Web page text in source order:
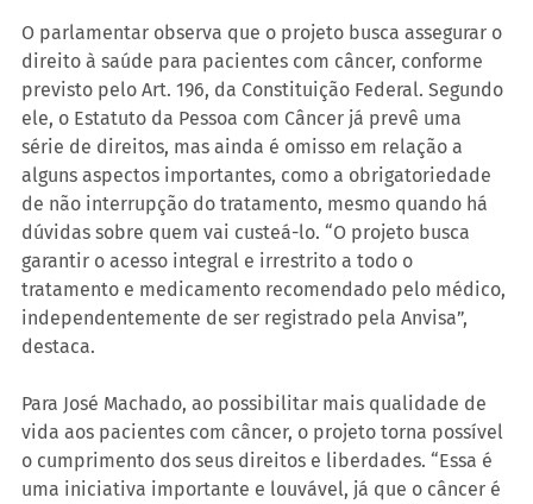
O parlamentar observa que o projeto busca assegurar o
direito à saúde para pacientes com câncer, conforme
previsto pelo Art. 196, da Constituição Federal. Segundo
ele, o Estatuto da Pessoa com Câncer já prevê uma
série de direitos, mas ainda é omisso em relação a
alguns aspectos importantes, como a obrigatoriedade
de não interrupção do tratamento, mesmo quando há
dúvidas sobre quem vai custeá-lo. “O projeto busca
garantir o acesso integral e irrestrito a todo o
tratamento e medicamento recomendado pelo médico,
independentemente de ser registrado pela Anvisa”,
destaca.
Para José Machado, ao possibilitar mais qualidade de
vida aos pacientes com câncer, o projeto torna possível
o cumprimento dos seus direitos e liberdades. “Essa é
uma iniciativa importante e louvável, já que o câncer é